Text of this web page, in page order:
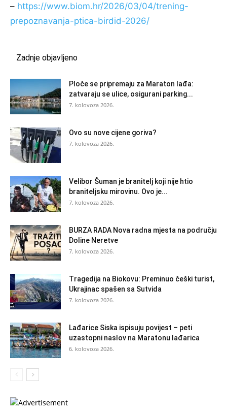
– https://www.biom.hr/2026/03/04/trening-
prepoznavanja-ptica-birdid-2026/
Zadnje objavljeno
Ploče se pripremaju za Maraton lađa:
zatvaraju se ulice, osigurani parking...
7. kolovoza 2026.
Ovo su nove cijene goriva?
7. kolovoza 2026.
Velibor Šuman je branitelj koji nije htio
braniteljsku mirovinu. Ovo je...
7. kolovoza 2026.
BURZA RADA Nova radna mjesta na području
Doline Neretve
7. kolovoza 2026.
Tragedija na Biokovu: Preminuo češki turist,
Ukrajinac spašen sa Sutvida
7. kolovoza 2026.
Lađarice Siska ispisuju povijest – peti
uzastopni naslov na Maratonu lađarica
6. kolovoza 2026.